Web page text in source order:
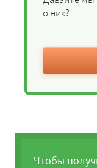
о них?
Чтобы